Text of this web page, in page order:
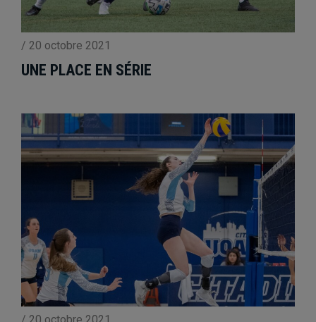
/ 20 octobre 2021
UNE PLACE EN SÉRIE